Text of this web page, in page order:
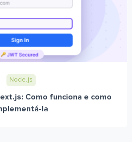
Node.js
Como funciona e como
la